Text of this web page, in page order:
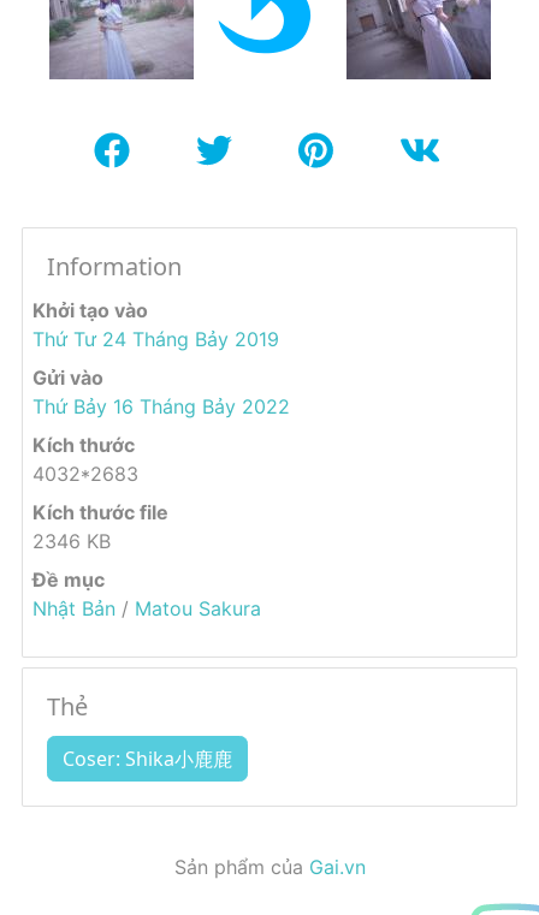
Information
Khởi tạo vào
Thứ Tư 24 Tháng Bảy 2019
Gửi vào
Thứ Bảy 16 Tháng Bảy 2022
Kích thước
4032*2683
Kích thước file
2346 KB
Đề mục
Nhật Bản / Matou Sakura
Thẻ
Coser: Shika小鹿鹿
Sản phẩm của Gai.vn